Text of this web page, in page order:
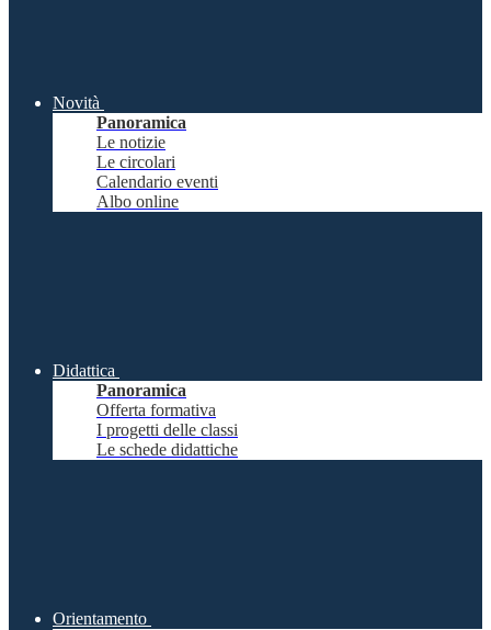
Novità
Panoramica
Le notizie
Le circolari
Calendario eventi
Albo online
Didattica
Panoramica
Offerta formativa
I progetti delle classi
Le schede didattiche
Orientamento